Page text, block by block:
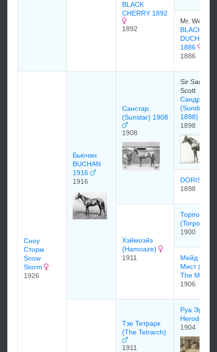
BLACK
CHERRY 1892
1892
Mr.
BLACK
DUCHESS
1886
1886
Сноу
Сторм
Snow
Storm
1926
Бьючан
BUCHAN
1916
1916
Санстар
(Sunstar) 1908
1908
Sir Samuel
Scott
Сандридж
(Sundridge
1898)
1898
DORIS
1898
Хэймоэйз
(Hamoaze)
1911
Торпойнт
(Torpoint)
1900
Мейд Оф
Мист (Maid
The Mist)
1906
Тзе Тетрарк
(The Tetrarch)
1911
Руа Эрод
Herode)
1904